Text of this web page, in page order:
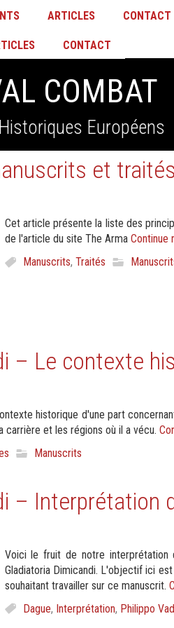
ARTICLES CONTACT
CONTACT
COMBAT
Européens
et
Cet article présente la liste des
de l'article du site The Arma Continue
Manuscrits, Traités
– Le contexte
historique d'une part
carrière et les régions où il a vécu.
Manuscrits
– Interprétation
Voici le fruit de notre
Gladiatoria Dimicandi. L'objectif ici
souhaitant travailler sur ce manuscrit.
Dague, Interprétation, Philippo